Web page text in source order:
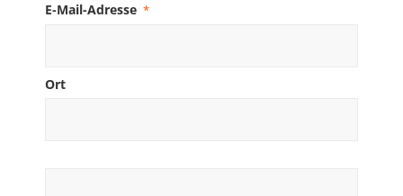
E-Mail-Adresse *
Ort